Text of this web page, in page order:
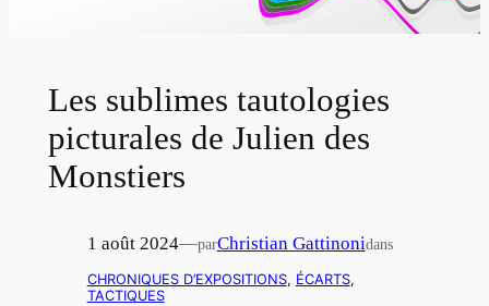
Les sublimes tautologies
picturales de Julien des
Monstiers
1 août 2024—parChristian Gattinonidans
CHRONIQUES D’EXPOSITIONS, ÉCARTS
TACTIQUES